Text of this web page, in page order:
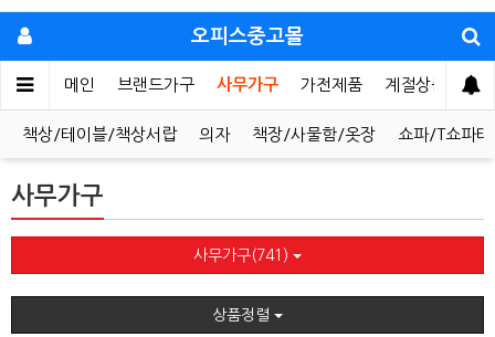
오피스중고몰
메인 브랜드가구 사무가구 가전제품 계절상품 가
책상/테이블/책상서랍 의자 책장/사물함/옷장 쇼파/T쇼파테
사무가구
사무가구(741)
상품정렬